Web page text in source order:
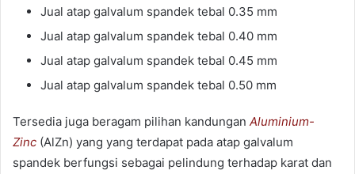
Jual atap galvalum spandek tebal 0.35 mm
Jual atap galvalum spandek tebal 0.40 mm
Jual atap galvalum spandek tebal 0.45 mm
Jual atap galvalum spandek tebal 0.50 mm
Tersedia juga beragam pilihan kandungan Aluminium-
Zinc (AlZn) yang yang terdapat pada atap galvalum
spandek berfungsi sebagai pelindung terhadap karat dan